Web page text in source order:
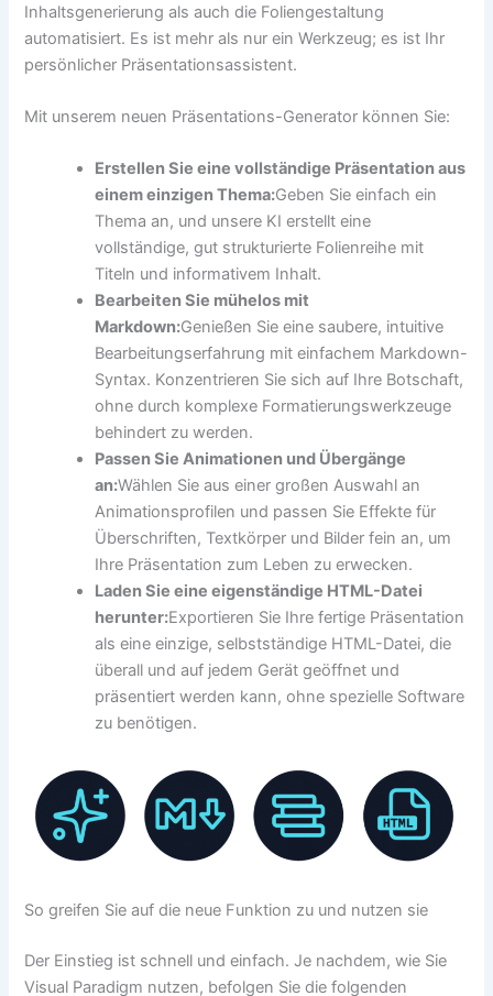
Inhaltsgenerierung als auch die Foliengestaltung
automatisiert. Es ist mehr als nur ein Werkzeug; es ist Ihr
persönlicher Präsentationsassistent.
Mit unserem neuen Präsentations-Generator können Sie:
Erstellen Sie eine vollständige Präsentation aus
einem einzigen Thema:Geben Sie einfach ein
Thema an, und unsere KI erstellt eine
vollständige, gut strukturierte Folienreihe mit
Titeln und informativem Inhalt.
Bearbeiten Sie mühelos mit
Markdown:Genießen Sie eine saubere, intuitive
Bearbeitungserfahrung mit einfachem Markdown-
Syntax. Konzentrieren Sie sich auf Ihre Botschaft,
ohne durch komplexe Formatierungswerkzeuge
behindert zu werden.
Passen Sie Animationen und Übergänge
an:Wählen Sie aus einer großen Auswahl an
Animationsprofilen und passen Sie Effekte für
Überschriften, Textkörper und Bilder fein an, um
Ihre Präsentation zum Leben zu erwecken.
Laden Sie eine eigenständige HTML-Datei
herunter:Exportieren Sie Ihre fertige Präsentation
als eine einzige, selbstständige HTML-Datei, die
überall und auf jedem Gerät geöffnet und
präsentiert werden kann, ohne spezielle Software
zu benötigen.
So greifen Sie auf die neue Funktion zu und nutzen sie
Der Einstieg ist schnell und einfach. Je nachdem, wie Sie
Visual Paradigm nutzen, befolgen Sie die folgenden